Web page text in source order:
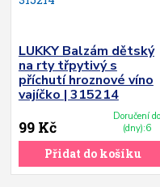
LUKKY Balzám dětský
na rty třpytivý s
příchutí hroznové víno
vajíčko | 315214
99 Kč
Doručení do
(dny):6
Přidat do košíku